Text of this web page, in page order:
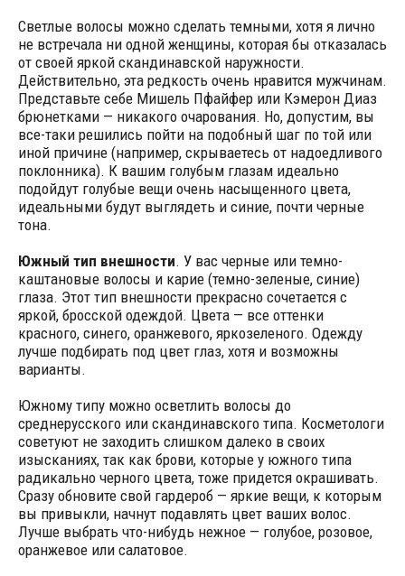
Светлые волосы можно сделать темными, хотя я лично
не встречала ни одной женщины, которая бы отказалась
от своей яркой скандинавской наружности.
Действительно, эта редкость очень нравится мужчинам.
Представьте себе Мишель Пфайфер или Кэмерон Диаз
брюнетками — никакого очарования. Но, допустим, вы
все-таки решились пойти на подобный шаг по той или
иной причине (например, скрываетесь от надоедливого
поклонника). К вашим голубым глазам идеально
подойдут голубые вещи очень насыщенного цвета,
идеальными будут выглядеть и синие, почти черные
тона.
Южный тип внешности. У вас черные или темно-
каштановые волосы и карие (темно-зеленые, синие)
глаза. Этот тип внешности прекрасно сочетается с
яркой, бросской одеждой. Цвета — все оттенки
красного, синего, оранжевого, яркозеленого. Одежду
лучше подбирать под цвет глаз, хотя и возможны
варианты.
Южному типу можно осветлить волосы до
среднерусского или скандинавского типа. Косметологи
советуют не заходить слишком далеко в своих
изысканиях, так как брови, которые у южного типа
радикально черного цвета, тоже придется окрашивать.
Сразу обновите свой гардероб — яркие вещи, к которым
вы привыкли, начнут подавлять цвет ваших волос.
Лучше выбрать что-нибудь нежное — голубое, розовое,
оранжевое или салатовое.